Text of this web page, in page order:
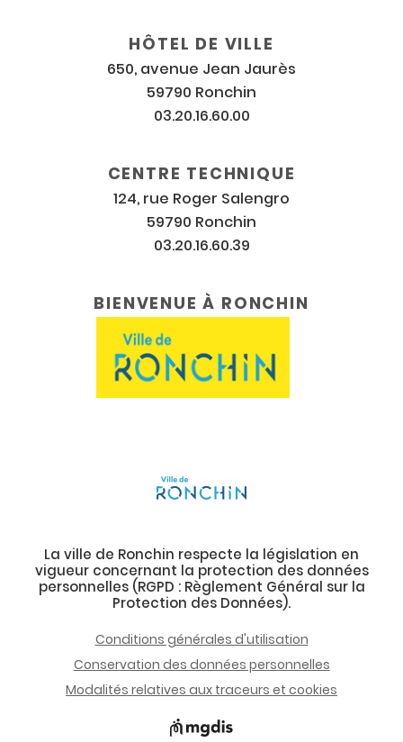
horaires
HÔTEL DE VILLE
650, avenue Jean Jaurès
59790 Ronchin
03.20.16.60.00
CENTRE TECHNIQUE
124, rue Roger Salengro
59790 Ronchin
03.20.16.60.39
BIENVENUE À RONCHIN
La ville de Ronchin respecte la législation en
vigueur concernant la protection des données
personnelles (RGPD : Règlement Général sur la
Protection des Données).
Conditions générales d'utilisation
Conservation des données personnelles
Modalités relatives aux traceurs et cookies
Ouvre